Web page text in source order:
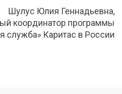
Шулус Юлия Геннадьевна,
координатор программы
служба» Каритас в России